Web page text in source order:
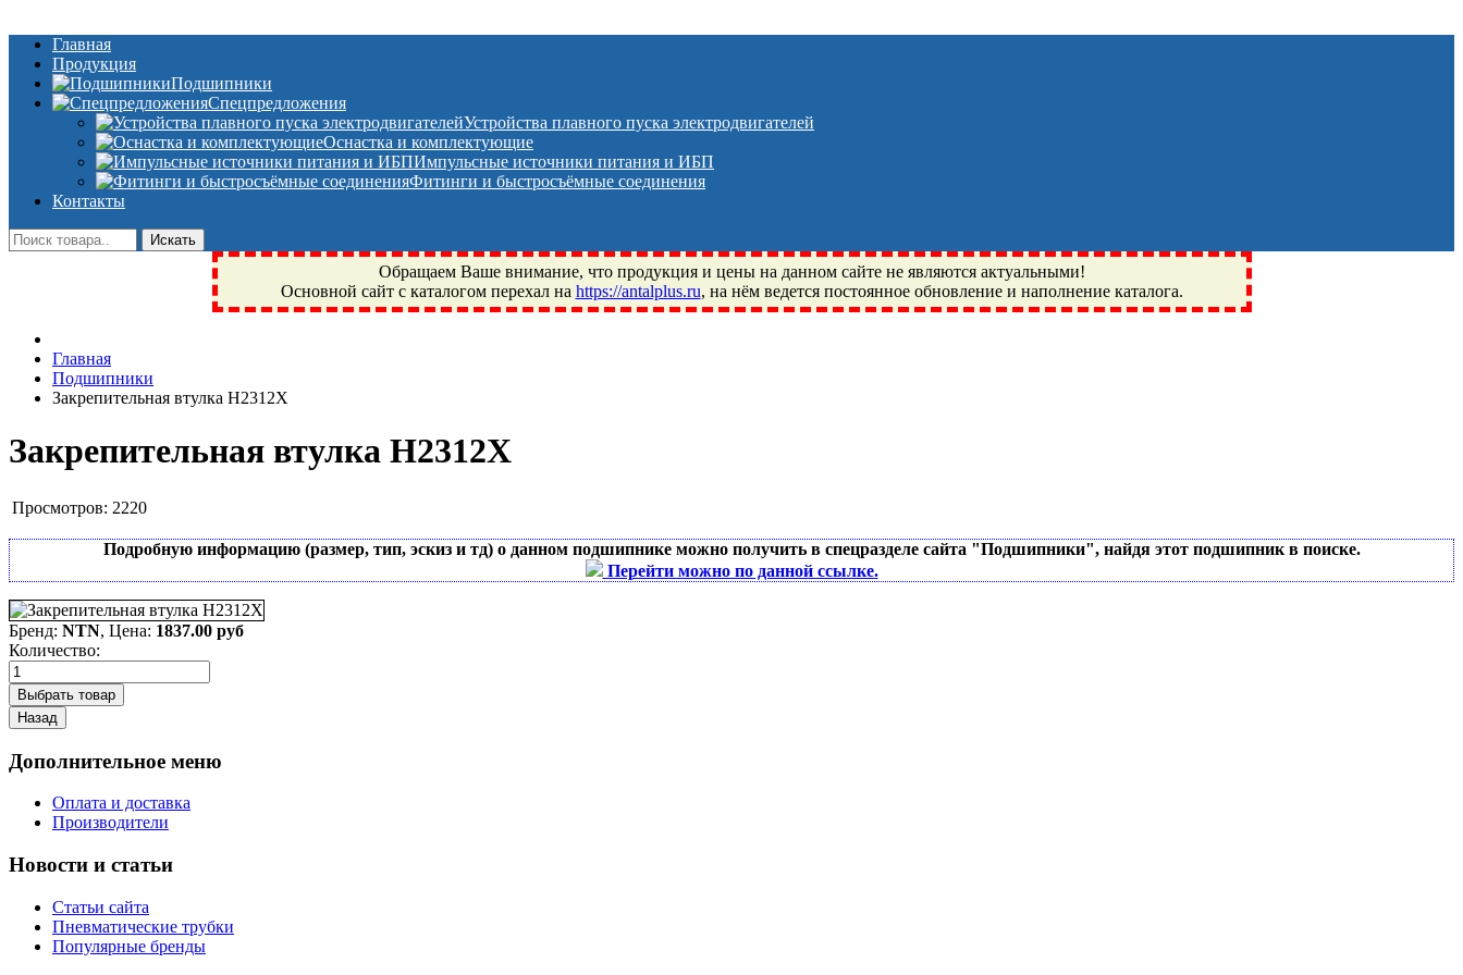
Главная
Продукция
Подшипники
Спецпредложения
Устройства плавного пуска электродвигателей
Оснастка и комплектующие
Импульсные источники питания и ИБП
Фитинги и быстросъёмные соединения
Контакты
Обращаем Ваше внимание, что продукция и цены на данном сайте не являются актуальными!
Основной сайт с каталогом перехал на https://antalplus.ru, на нём ведется постоянное обновление и наполнение каталога.
Фрязино, Антал+, плюс, Свердловский, Загорянский, Юбилейный, Щелково, Москва, Пушкино, Королёв, Балашиха, Фряново, Монино, Ивантеевка, подшипники, пневматика, метизы,
техника, сварочные аппараты, NIS, NSK, JED, KPT, NXZ, ГПЗ, Neutral, WHX, ZWZ, CRAFT, СПЗ-4, NECTECH, KG, LQY, DPI, BSN, SPZ, РФ, BMZ, ХАРП, CX, РОЛТОМ, APZ, FBJ, KYK,
NTN, SKF, купить, заказать
Главная
Подшипники
Закрепительная втулка H2312X
Закрепительная втулка H2312X
Просмотров: 2220
Подробную информацию (размер, тип, эскиз и тд) о данном подшипнике можно получить в спецразделе сайта "Подшипники", найдя этот подшипник в поиске.
Перейти можно по данной ссылке.
Бренд: NTN, Цена: 1837.00 руб
Количество:
Дополнительное меню
Оплата и доставка
Производители
Новости и статьи
Статьи сайта
Пневматические трубки
Популярные бренды